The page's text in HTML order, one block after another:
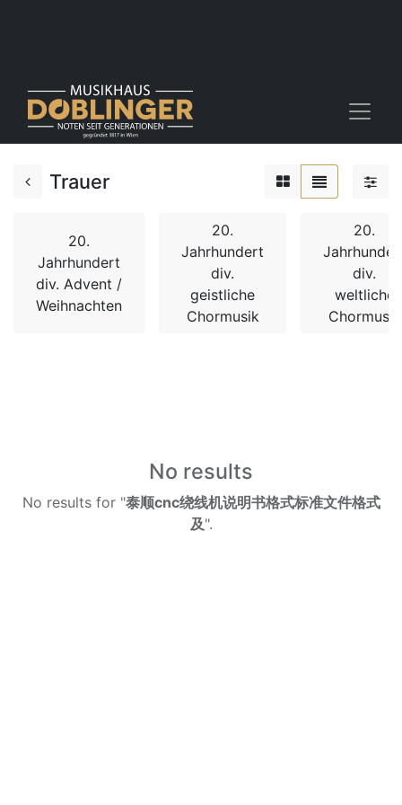
Trauer
20.
Jahrhundert
div. Advent /
Weihnachten
20.
Jahrhundert
div.
geistliche
Chormusik
20.
div.
weltliche
Chormusik
No results
No results for "泰顺cnc绕线机说明书格式标准文件格式
及".